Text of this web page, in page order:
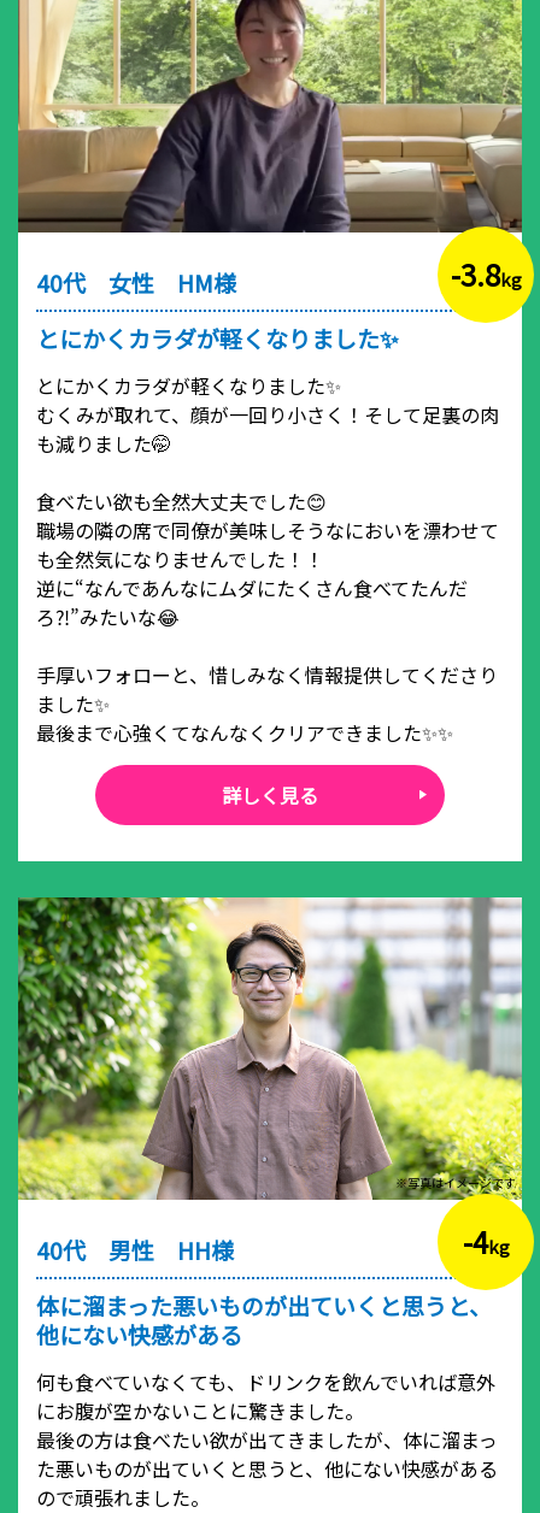
-3.8kg
40代 女性 HM様
とにかくカラダが軽くなりました✨
とにかくカラダが軽くなりました✨
むくみが取れて、顔が一回り小さく！そして足裏の肉
も減りました🤭
食べたい欲も全然大丈夫でした😊
職場の隣の席で同僚が美味しそうなにおいを漂わせて
も全然気になりませんでした！！
逆に“なんであんなにムダにたくさん食べてたんだ
ろ⁈”みたいな😂
手厚いフォローと、惜しみなく情報提供してくださり
ました✨
最後まで心強くてなんなくクリアできました✨✨
詳しく見る
※写真はイメージです
-4kg
40代 男性 HH様
体に溜まった悪いものが出ていくと思うと、
他にない快感がある
何も食べていなくても、ドリンクを飲んでいれば意外
にお腹が空かないことに驚きました。
最後の方は食べたい欲が出てきましたが、体に溜まっ
た悪いものが出ていくと思うと、他にない快感がある
ので頑張れました。